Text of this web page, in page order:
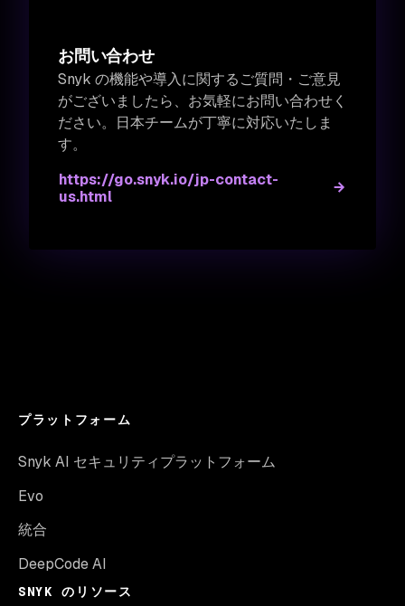
お問い合わせ
Snyk の機能や導入に関するご質問・ご意見
がございましたら、お気軽にお問い合わせく
ださい。日本チームが丁寧に対応いたしま
す。
https://go.snyk.io/jp-contact-
us.html
プラットフォーム
Snyk AI セキュリティプラットフォーム
Evo
統合
DeepCode AI
SNYK のリソース